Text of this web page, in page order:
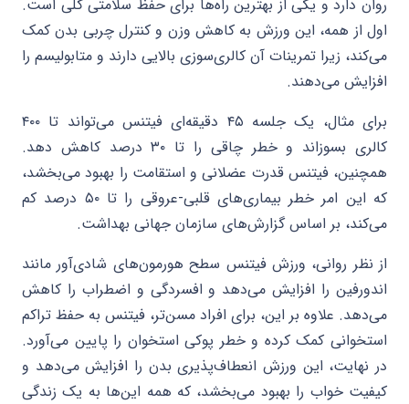
روان دارد و یکی از بهترین راه‌ها برای حفظ سلامتی کلی است.
اول از همه، این ورزش به کاهش وزن و کنترل چربی بدن کمک
می‌کند، زیرا تمرینات آن کالری‌سوزی بالایی دارند و متابولیسم را
افزایش می‌دهند.
برای مثال، یک جلسه ۴۵ دقیقه‌ای فیتنس می‌تواند تا ۴۰۰
کالری بسوزاند و خطر چاقی را تا ۳۰ درصد کاهش دهد.
همچنین، فیتنس قدرت عضلانی و استقامت را بهبود می‌بخشد،
که این امر خطر بیماری‌های قلبی-عروقی را تا ۵۰ درصد کم
می‌کند، بر اساس گزارش‌های سازمان جهانی بهداشت.
از نظر روانی، ورزش فیتنس سطح هورمون‌های شادی‌آور مانند
اندورفین را افزایش می‌دهد و افسردگی و اضطراب را کاهش
می‌دهد. علاوه بر این، برای افراد مسن‌تر، فیتنس به حفظ تراکم
استخوانی کمک کرده و خطر پوکی استخوان را پایین می‌آورد.
در نهایت، این ورزش انعطاف‌پذیری بدن را افزایش می‌دهد و
کیفیت خواب را بهبود می‌بخشد، که همه این‌ها به یک زندگی